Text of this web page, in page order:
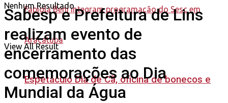
Espetáculo Dia de Cã, oficina de bonecos e
Nenhum Resultado
View All Result
Sabesp e Prefeitura de Lins
realizam evento de
encerramento das
comemorações ao Dia
Mundial da Água